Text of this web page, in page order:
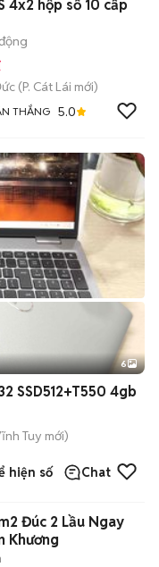
(P. Cát Lái mới)
THẮNG 5.0
+2
6
SSD512+T550 4gb
Tuy mới)
hiện số Chat
Đúc 2 Lầu Ngay
Khương